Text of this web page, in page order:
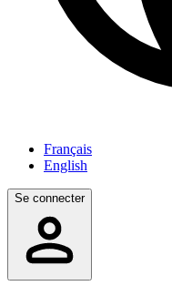
Français
English
Se connecter